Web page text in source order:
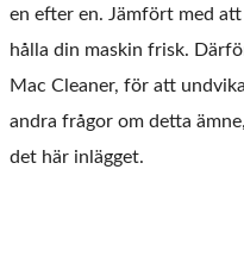
en efter en. Jämfört med
hålla din maskin frisk.
Mac Cleaner, för att
andra frågor om detta
det här inlägget.